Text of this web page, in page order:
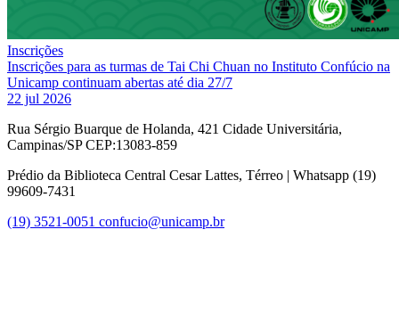
Inscrições
Inscrições para as turmas de Tai Chi Chuan no Instituto Confúcio na
Unicamp continuam abertas até dia 27/7
22 jul 2026
Rua Sérgio Buarque de Holanda, 421 Cidade Universitária,
Campinas/SP CEP:13083-859
Prédio da Biblioteca Central Cesar Lattes, Térreo | Whatsapp (19)
99609-7431
(19) 3521-0051 confucio@unicamp.br